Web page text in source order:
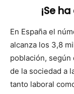
¡Se
En España el
alcan­za los 3,8
población, según
de la sociedad a
tan­to lab­o­ral